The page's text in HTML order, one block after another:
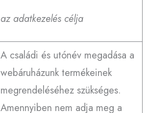
az adatkezelés célja
A családi és utónév megadása a
webáruházunk termékeinek
megrendeléséhez szükséges.
Amennyiben nem adja meg a